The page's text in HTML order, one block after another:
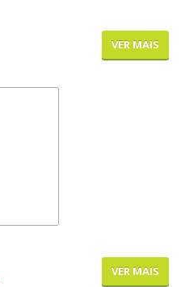
VER MAIS
VER MAIS